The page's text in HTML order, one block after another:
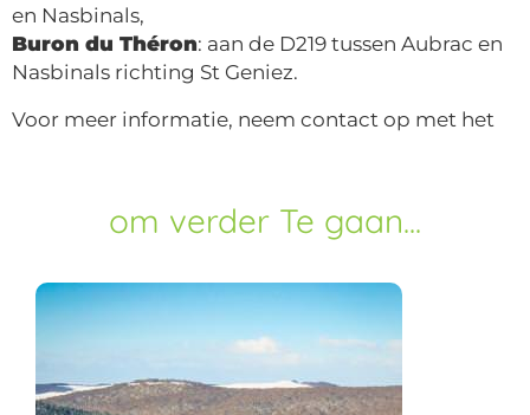
en Nasbinals,
Buron du Théron: aan de D219 tussen Aubrac en
Nasbinals richting St Geniez.
Voor meer informatie, neem contact op met het
om verder Te gaan